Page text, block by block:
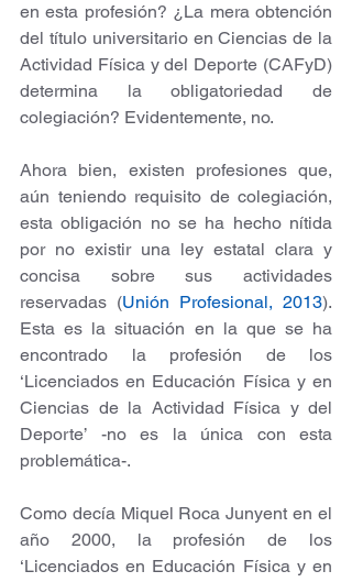
en esta profesión? ¿La mera obtención
del título universitario en Ciencias de la
Actividad Física y del Deporte (CAFyD)
determina la obligatoriedad de
colegiación? Evidentemente, no.
Ahora bien, existen profesiones que,
aún teniendo requisito de colegiación,
esta obligación no se ha hecho nítida
por no existir una ley estatal clara y
concisa sobre sus actividades
reservadas (Unión Profesional, 2013).
Esta es la situación en la que se ha
encontrado la profesión de los
‘Licenciados en Educación Física y en
Ciencias de la Actividad Física y del
Deporte’ -no es la única con esta
problemática-.
Como decía Miquel Roca Junyent en el
año 2000, la profesión de los
‘Licenciados en Educación Física y en